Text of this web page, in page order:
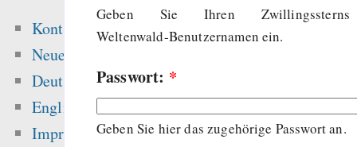
Geben Sie Ihren Zwillingssterns
Weltenwald-Benutzernamen ein.
Passwort: *
Geben Sie hier das zugehörige Passwort an.
Kontakt
Neue Inhalte
Deutsch
English
Impressum
Heute:
and the
noncommercial